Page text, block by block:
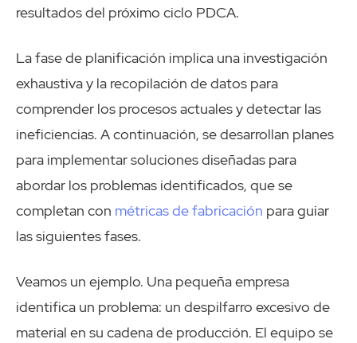
resultados del próximo ciclo PDCA.
La fase de planificación implica una investigación
exhaustiva y la recopilación de datos para
comprender los procesos actuales y detectar las
ineficiencias. A continuación, se desarrollan planes
para implementar soluciones diseñadas para
abordar los problemas identificados, que se
completan con métricas de fabricación para guiar
las siguientes fases.
Veamos un ejemplo. Una pequeña empresa
identifica un problema: un despilfarro excesivo de
material en su cadena de producción. El equipo se